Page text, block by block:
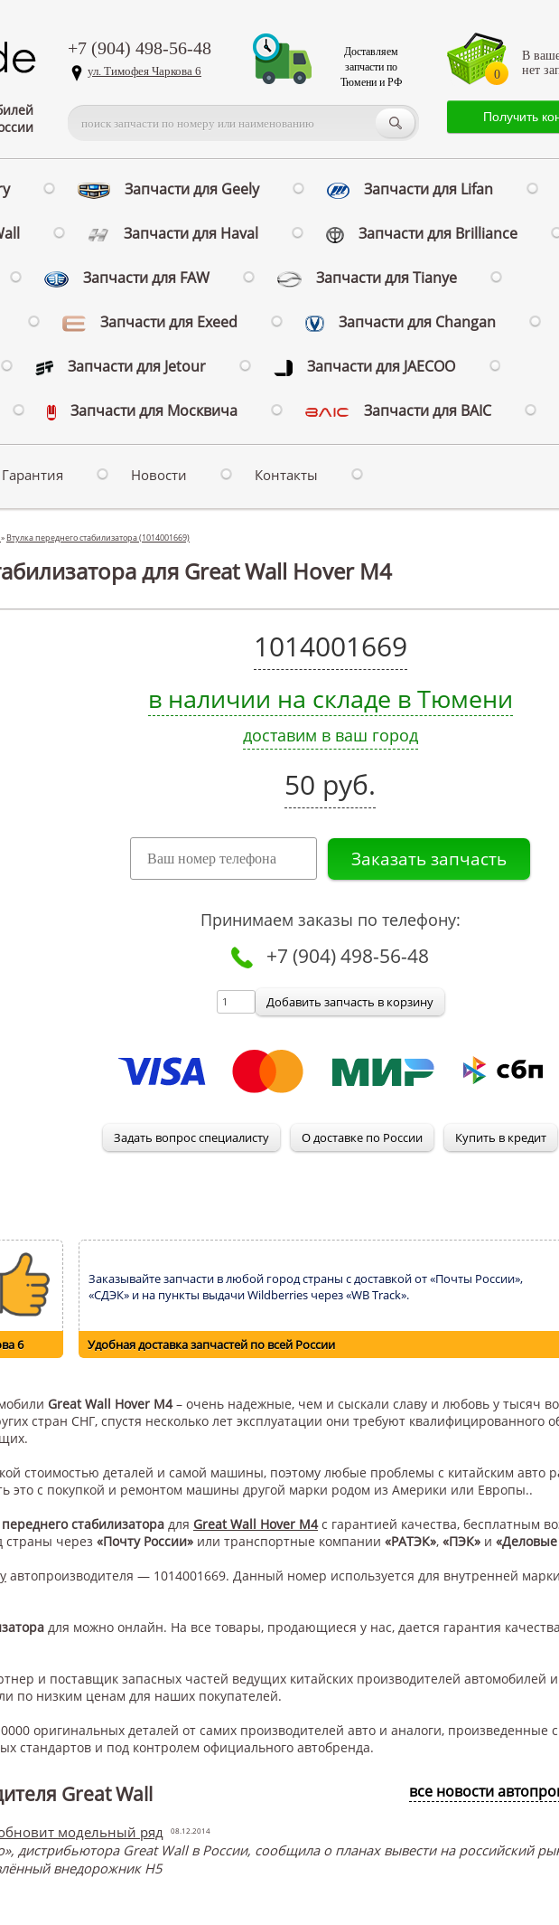
+7 (904) 498-56-48
ул. Тимофея Чаркова 6
Доставляем
запчасти по
Тюмени и РФ
0
В
нет
Получить
Запчасти для Geely Запчасти для Lifan
Запчасти для Haval Запчасти для Brilliance
Запчасти для FAW Запчасти для Tianye
Запчасти для Exeed Запчасти для Changan
Запчасти для Jetour Запчасти для JAECOO
Запчасти для Москвича Запчасти для BAIC
Гарантия Новости Контакты
» Втулка переднего стабилизатора (1014001669)
для Great Wall Hover M4
1014001669
в наличии на складе в Тюмени
доставим в ваш город
50 руб.
Принимаем заказы по телефону:
+7 (904) 498-56-48
6
Заказывайте запчасти в любой город страны с доставкой от «Почты России»,
«СДЭК» и на пункты выдачи Wildberries через «WB Track».
Удобная доставка запчастей по всей России
Great Wall Hover M4– очень надежные, чем и сыскали славу и любовь у тысяч
стран СНГ, спустя несколько лет эксплуатации они требуют квалифицированного
стоимостью деталей и самой машины, поэтому любые проблемы с китайским авто
это с покупкой и ремонтом машины другой марки родом из Америки или Европы..
переднего стабилизатора для Great Wall Hover M4с гарантией качества, бесплатным
страны через «Почту России» или транспортные компании «РАТЭК», «ПЭК» и
автопроизводителя — 1014001669. Данный номер используется для внутренней
для можно онлайн. На все товары, продающиеся у нас, дается гарантия
и поставщик запасных частей ведущих китайских производителей автомобилей
по низким ценам для наших покупателей.
оригинальных деталей от самих производителей авто и аналоги, произведенные
стандартов и под контролем официального автобренда.
все новости
Great Wall
модельный ряд 08.12.2014
дистрибьютора Great Wall в России, сообщила о планах вывести на российский
внедорожник H5